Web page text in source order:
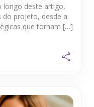
longo deste artigo,
do projeto, desde a
que tornam […]